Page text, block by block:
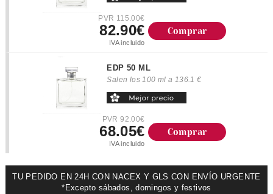
PVR 115.00€
82.90€
IVA incluido
Comprar
EDP 50 ML
Salen los 100 ml a 136.1 €
PVR 92.00€
68.05€
IVA incluido
Comprar
TU PEDIDO EN 24H CON NACEX Y GLS CON ENVÍO URGENTE
*Excepto sábados, domingos y festivos